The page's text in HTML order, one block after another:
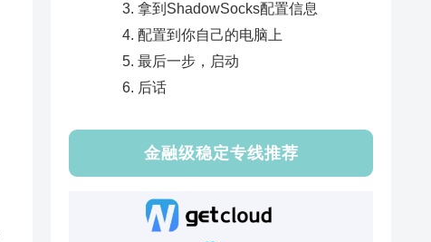
拿到ShadowSocks配置信息
配置到你自己的电脑上
最后一步，启动
后话
金融级稳定专线推荐